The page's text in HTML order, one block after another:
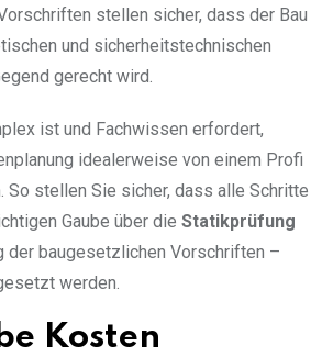
stellen sicher, dass der Bau
und sicherheitstechnischen
gerecht wird.
ist und Fachwissen erfordert,
idealerweise von einem Profi
So stellen Sie sicher, dass alle Schritte
Gaube über die Statikprüfung
der baugesetzlichen Vorschriften –
werden.
Kosten